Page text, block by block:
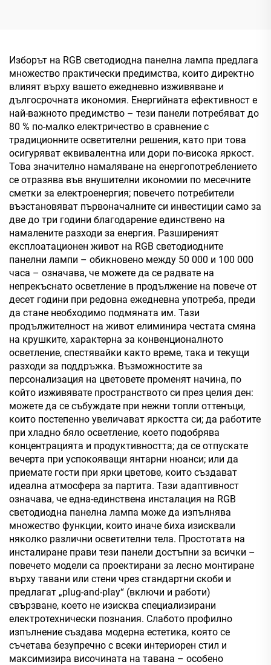
Изборът на RGB светодиодна панелна лампа предлага
множество практически предимства, които директно
влияят върху вашето ежедневно изживяване и
дългосрочната икономия. Енергийната ефективност е
най-важното предимство – тези панели потребяват до
80 % по-малко електричество в сравнение с
традиционните осветителни решения, като при това
осигуряват еквивалентна или дори по-висока яркост.
Това значително намаляване на енергопотреблението
се отразява във внушителни икономии по месечните
сметки за електроенергия; повечето потребители
възстановяват първоначалните си инвестиции само за
две до три години благодарение единствено на
намалените разходи за енергия. Разширеният
експлоатационен живот на RGB светодиодните
панелни лампи – обикновено между 50 000 и 100 000
часа – означава, че можете да се радвате на
непрекъснато осветление в продължение на повече от
десет години при редовна ежедневна употреба, преди
да стане необходимо подмяната им. Тази
продължителност на живот елиминира честата смяна
на крушките, характерна за конвенционалното
осветление, спестявайки както време, така и текущи
разходи за поддръжка. Възможностите за
персонализация на цветовете променят начина, по
който изживявате пространството си през целия ден:
можете да се събуждате при нежни топли оттенъци,
които постепенно увеличават яркостта си; да работите
при хладно бяло осветление, което подобрява
концентрацията и продуктивността; да се отпускате
вечерта при успокояващи янтарни нюанси; или да
приемате гости при ярки цветове, които създават
идеална атмосфера за партита. Тази адаптивност
означава, че една-единствена инсталация на RGB
светодиодна панелна лампа може да изпълнява
множество функции, които иначе биха изисквали
няколко различни осветителни тела. Простотата на
инсталиране прави тези панели достъпни за всички –
повечето модели са проектирани за лесно монтиране
върху тавани или стени чрез стандартни скоби и
предлагат „plug-and-play“ (включи и работи)
свързване, което не изисква специализирани
електротехнически познания. Слабото профилно
изпълнение създава модерна естетика, която се
съчетава безупречно с всеки интериорен стил и
максимизира височината на тавана – особено